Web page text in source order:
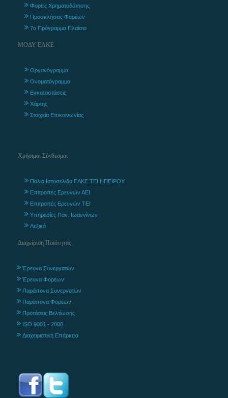
Φορείς Χρηματοδότησης
Προσκλήσεις Φορέων
7ο Πρόγραμμα Πλαίσιο
ΜΟΔΥ ΕΛΚΕ
Οργανόγραμμα
Ονοματόγραμμα
Εγκαταστάσεις
Χάρτης
Στοιχεία Επικοινωνίας
Χρήσιμοι Σύνδεσμοι
Παλιά Ιστοσελίδα ΕΛΚΕ ΤΕΙ ΗΠΕΙΡΟΥ
Επιτροπές Ερευνών ΑΕΙ
Επιτροπές Ερευνών ΤΕΙ
Υπηρεσίες Παν. Ιωαννίνων
Λεξικά
Διαχείριση Ποιότητας
Έρευνα Συνεργατών
Έρευνα Φορέων
Παράπονα Συνεργατών
Παράπονα Φορέων
Προτάσεις Βελτίωσης
ISO 9001 - 2008
Διαχειριστική Επάρκεια